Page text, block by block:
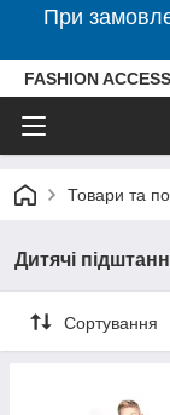
При
FASHION
Товари та
Дитячі
Сортування